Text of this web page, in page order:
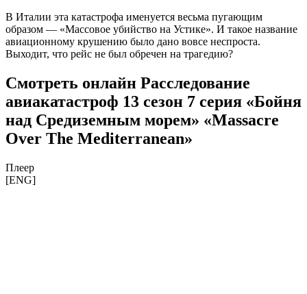
В Италии эта катастрофа именуется весьма пугающим
образом — «Массовое убийство на Устике». И такое название
авиационному крушению было дано вовсе неспроста.
Выходит, что рейс не был обречен на трагедию?
Смотреть онлайн Расследование
авиакатастроф 13 сезон 7 серия «Бойня
над Средиземным морем» «Massacre
Over The Mediterranean»
Плеер
[ENG]